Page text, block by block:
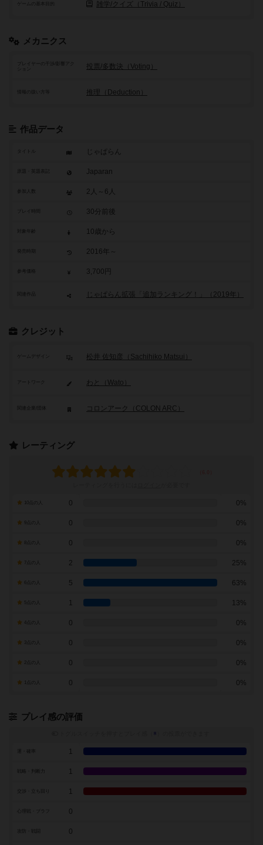
雑学/クイズ（Trivia / Quiz）
メカニクス
プレイヤーの干渉/影響アク
投票/多数決（Voting）
推理（Deduction）
作品データ
タイトル じゃぱらん
原題・英題表記 Japaran
参加人数 2人～6人
30分前後
対象年齢 10歳から
2016年～
参考価格 3,700円
関連作品 じゃぱらん拡張「追加ランキング！」（2019年）
クレジット
ゲームデザイン 松井 佐知彦（Sachihiko Matsui）
アートワーク わと（Wato）
コロンアーク（COLON ARC）
レーティング
0 0%
9点の人 0 0%
0 0%
7点の人 2 25%
5 63%
1 13%
0 0%
0 0%
0 0%
0 0%
プレイ感の評価
※
1
1
交渉・立ち回り 1
0
0